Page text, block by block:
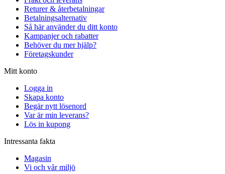
Returer & återbetalningar
Betalningsalternativ
Så här använder du ditt konto
Kampanjer och rabatter
Behöver du mer hjälp?
Företagskunder
Mitt konto
Logga in
Skapa konto
Begär nytt lösenord
Var är min leverans?
Lös in kupong
Intressanta fakta
Magasin
Vi och vår miljö